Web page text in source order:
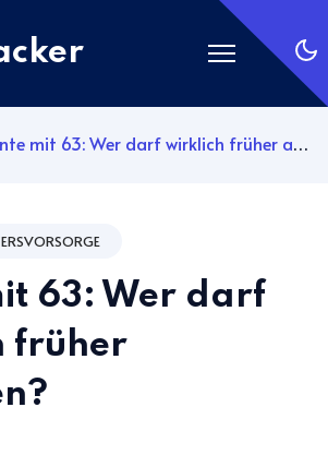
Gold
Silber
Anmelden
Abonnieren
mit 63: Wer darf wirklich früher aufhören?
63: Wer darf
früher